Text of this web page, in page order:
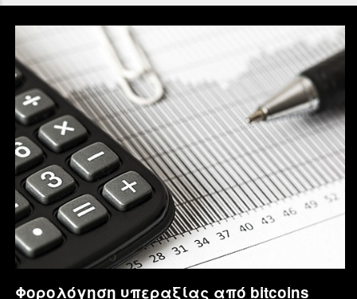
Φορολόγηση υπεραξίας από bitcoins